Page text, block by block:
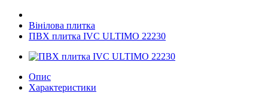
Вінілова плитка
ПВХ плитка IVC ULTIMO 22230
Опис
Характеристики